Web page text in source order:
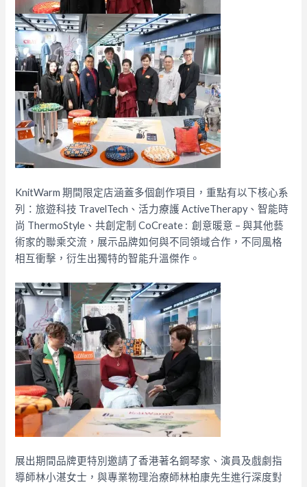
KnitWarm 期間限定店涵蓋多個創作項目，重點有以下核心系
列：旅遊科技 TravelTech、活力療護 ActiveTherapy、智能時
尚 ThermoStyle、共創定制 CoCreate : 創意暖意 – 與其他藝
術家的聯乘交流，展示品牌如何與不同領域合作，不同風格
相互衝擊，衍生出獨特的智能升溫傑作。
展出期間品牌更特別邀請了香港著名鋼琴家、演員及戲劇指
導師林小湛女士，與專業物理治療師林柏康先生進行深度對